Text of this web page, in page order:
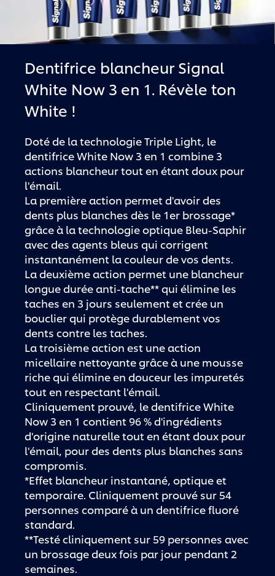
Dentifrice blancheur Signal
White Now 3 en 1. Révèle ton
White !
Doté de la technologie Triple Light, le
dentifrice White Now 3 en 1 combine 3
actions blancheur tout en étant doux pour
l'émail.
La première action permet d'avoir des
dents plus blanches dès le 1er brossage*
grâce à la technologie optique Bleu-Saphir
avec des agents bleus qui corrigent
instantanément la couleur de vos dents.
La deuxième action permet une blancheur
longue durée anti-tache** qui élimine les
taches en 3 jours seulement et crée un
bouclier qui protège durablement vos
dents contre les taches.
La troisième action est une action
micellaire nettoyante grâce à une mousse
riche qui élimine en douceur les impuretés
tout en respectant l'émail.
Cliniquement prouvé, le dentifrice White
Now 3 en 1 contient 96 % d'ingrédients
d'origine naturelle tout en étant doux pour
l'émail, pour des dents plus blanches sans
compromis.
*Effet blancheur instantané, optique et
temporaire. Cliniquement prouvé sur 54
personnes comparé à un dentifrice fluoré
standard.
**Testé cliniquement sur 59 personnes avec
un brossage deux fois par jour pendant 2
semaines.